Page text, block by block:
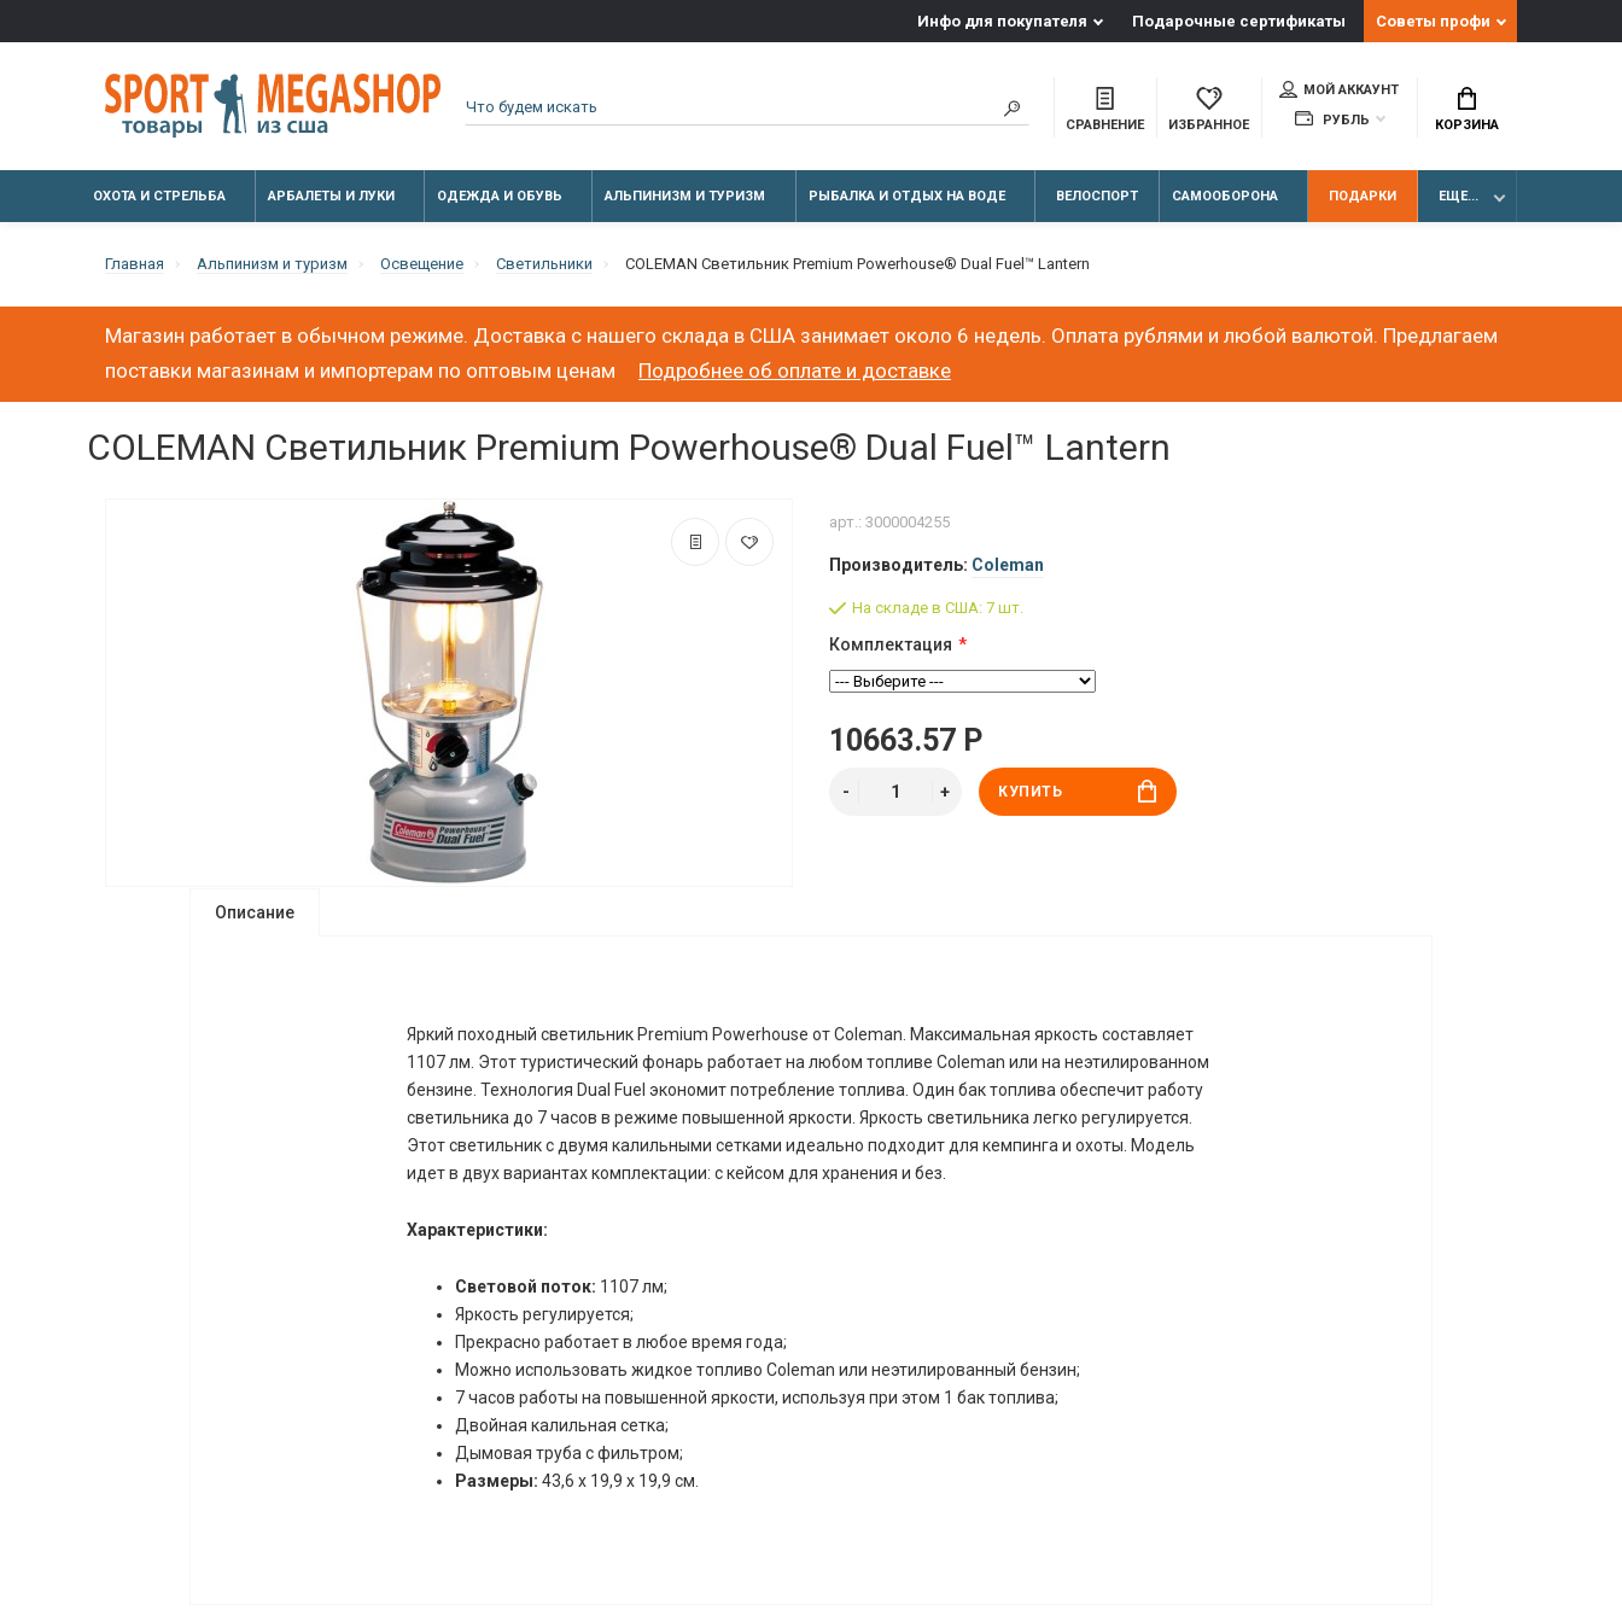
Инфо для покупателя Подарочные сертификаты Советы профи
СРАВНЕНИЕ ИЗБРАННОЕ
МОЙ АККАУНТ
РУБЛЬ
КОРЗИНА
ОХОТА И СТРЕЛЬБА АРБАЛЕТЫ И ЛУКИ ОДЕЖДА И ОБУВЬ АЛЬПИНИЗМ И ТУРИЗМ РЫБАЛКА И ОТДЫХ НА ВОДЕ ВЕЛОСПОРТ САМООБОРОНА ПОДАРКИ ЕЩЕ...
Главная Альпинизм и туризм Освещение Светильники COLEMAN Светильник Premium Powerhouse® Dual Fuel™ Lantern
Магазин работает в обычном режиме. Доставка с нашего склада в США занимает около 6 недель. Оплата рублями и любой валютой. Предлагаем
поставки магазинам и импортерам по оптовым ценам
Подробнее об оплате и доставке
COLEMAN Светильник Premium Powerhouse® Dual Fuel™ Lantern
арт.: 3000004255
Производитель: Coleman
На складе в США: 7 шт.
Комплектация
10663.57 Р
КУПИТЬ
Описание
Яркий походный светильник Premium Powerhouse от Coleman. Максимальная яркость составляет
1107 лм. Этот туристический фонарь работает на любом топливе Coleman или на неэтилированном
бензине. Технология Dual Fuel экономит потребление топлива. Один бак топлива обеспечит работу
светильника до 7 часов в режиме повышенной яркости. Яркость светильника легко регулируется.
Этот светильник с двумя калильными сетками идеально подходит для кемпинга и охоты. Модель
идет в двух вариантах комплектации: с кейсом для хранения и без.
Характеристики:
Световой поток: 1107 лм;
Яркость регулируется;
Прекрасно работает в любое время года;
Можно использовать жидкое топливо Coleman или неэтилированный бензин;
7 часов работы на повышенной яркости, используя при этом 1 бак топлива;
Двойная калильная сетка;
Дымовая труба с фильтром;
Размеры: 43,6 х 19,9 х 19,9 см.